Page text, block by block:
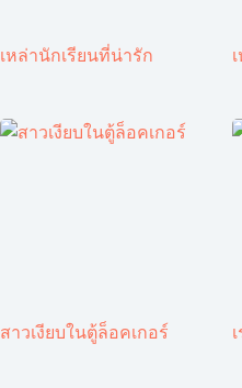
เหล่านักเรียนที่น่ารัก
สาวเงียบในตู้ล็อคเกอร์